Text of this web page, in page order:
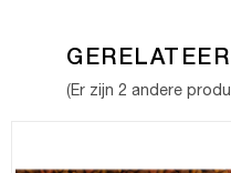
(Er zijn 2 andere